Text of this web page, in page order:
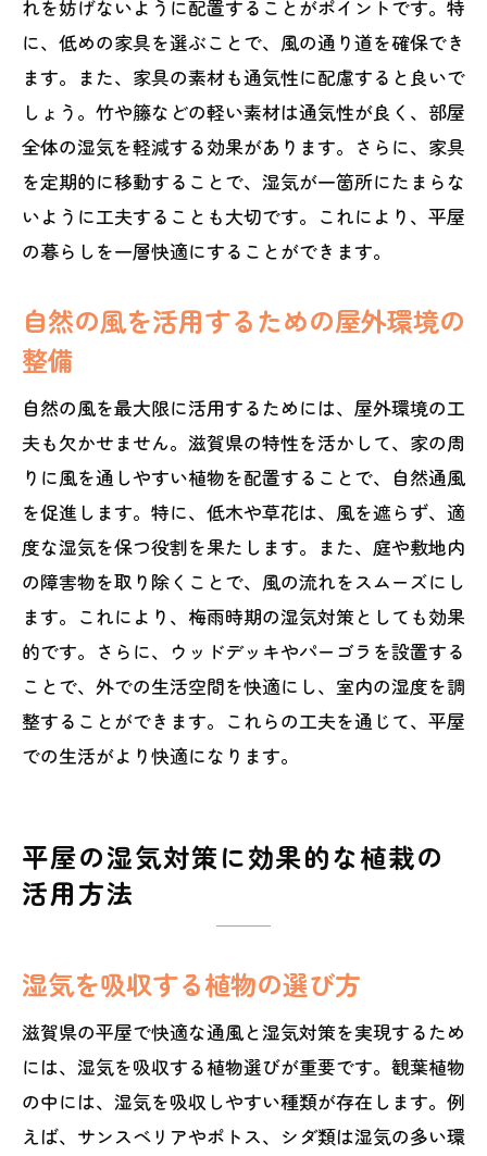
れを妨げないように配置することがポイントです。特
に、低めの家具を選ぶことで、風の通り道を確保でき
ます。また、家具の素材も通気性に配慮すると良いで
しょう。竹や籐などの軽い素材は通気性が良く、部屋
全体の湿気を軽減する効果があります。さらに、家具
を定期的に移動することで、湿気が一箇所にたまらな
いように工夫することも大切です。これにより、平屋
の暮らしを一層快適にすることができます。
自然の風を活用するための屋外環境の
整備
自然の風を最大限に活用するためには、屋外環境の工
夫も欠かせません。滋賀県の特性を活かして、家の周
りに風を通しやすい植物を配置することで、自然通風
を促進します。特に、低木や草花は、風を遮らず、適
度な湿気を保つ役割を果たします。また、庭や敷地内
の障害物を取り除くことで、風の流れをスムーズにし
ます。これにより、梅雨時期の湿気対策としても効果
的です。さらに、ウッドデッキやパーゴラを設置する
ことで、外での生活空間を快適にし、室内の湿度を調
整することができます。これらの工夫を通じて、平屋
での生活がより快適になります。
平屋の湿気対策に効果的な植栽の
活用方法
湿気を吸収する植物の選び方
滋賀県の平屋で快適な通風と湿気対策を実現するため
には、湿気を吸収する植物選びが重要です。観葉植物
の中には、湿気を吸収しやすい種類が存在します。例
えば、サンスベリアやポトス、シダ類は湿気の多い環